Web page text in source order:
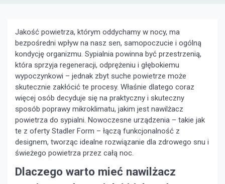
Jakość powietrza, którym oddychamy w nocy, ma
bezpośredni wpływ na nasz sen, samopoczucie i ogólną
kondycję organizmu. Sypialnia powinna być przestrzenią,
która sprzyja regeneracji, odprężeniu i głębokiemu
wypoczynkowi – jednak zbyt suche powietrze może
skutecznie zakłócić te procesy. Właśnie dlatego coraz
więcej osób decyduje się na praktyczny i skuteczny
sposób poprawy mikroklimatu, jakim jest nawilżacz
powietrza do sypialni. Nowoczesne urządzenia – takie jak
te z oferty Stadler Form – łączą funkcjonalność z
designem, tworząc idealne rozwiązanie dla zdrowego snu i
świeżego powietrza przez całą noc.
Dlaczego warto mieć nawilżacz